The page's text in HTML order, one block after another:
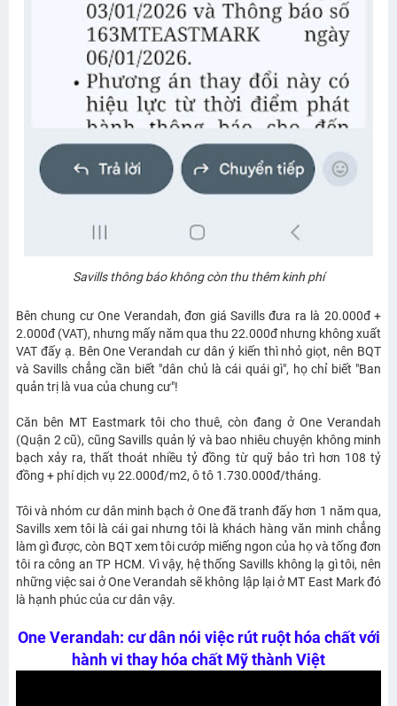
Savills thông báo không còn thu thêm kinh phí
Bên chung cư One Verandah, đơn giá Savills đưa ra là 20.000đ +
2.000đ (VAT), nhưng mấy năm qua thu 22.000đ nhưng không xuất
VAT đấy ạ. Bên One Verandah cư dân ý kiến thì nhỏ giọt, nên BQT
và Savills chẳng cần biết "dân chủ là cái quái gì", họ chỉ biết "Ban
quản trị là vua của chung cư"!
Căn bên MT Eastmark tôi cho thuê, còn đang ở One Verandah
(Quận 2 cũ), cũng Savills quản lý và bao nhiêu chuyện không minh
bạch xảy ra, thất thoát nhiều tỷ đồng từ quỹ bảo trì hơn 108 tỷ
đồng + phí dịch vụ 22.000đ/m2, ô tô 1.730.000đ/tháng.
Tôi và nhóm cư dân minh bạch ở One đã tranh đấy hơn 1 năm qua,
Savills xem tôi là cái gai nhưng tôi là khách hàng văn minh chẳng
làm gì được, còn BQT xem tôi cướp miếng ngon của họ và tống đơn
tôi ra công an TP HCM. Vì vậy, hệ thống Savills không lạ gì tôi, nên
những việc sai ở One Verandah sẽ không lập lại ở MT East Mark đó
là hạnh phúc của cư dân vậy.
One Verandah: cư dân nói việc rút ruột hóa chất với
hành vi thay hóa chất Mỹ thành Việt